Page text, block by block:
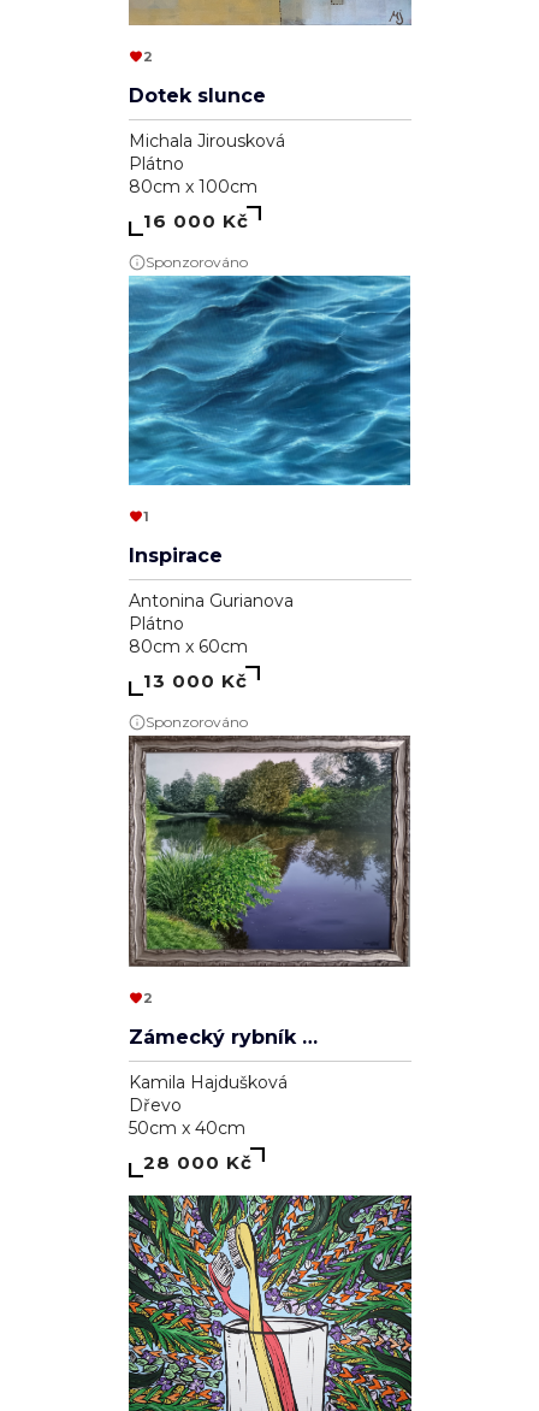
2
Dotek slunce
Michala Jirousková
Plátno
80cm x 100cm
16 000 Kč
Sponzorováno
1
Inspirace
Antonina Gurianova
Plátno
80cm x 60cm
13 000 Kč
Sponzorováno
2
Zámecký rybník v Lednici
Kamila Hajdušková
Dřevo
50cm x 40cm
28 000 Kč